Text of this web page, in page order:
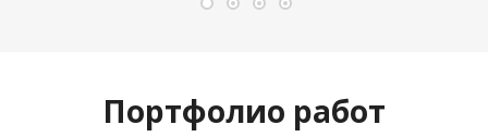
Портфолио работ